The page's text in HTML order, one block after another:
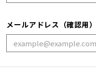
メールアドレス（確認用